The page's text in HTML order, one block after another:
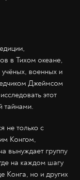
в Тихом океане,
военных и
Джеймсом
этот
тайнами.
не только с
Конгом,
вынуждает группу
на каждом шагу
Конга, но и других